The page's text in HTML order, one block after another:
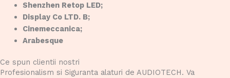
Shenzhen Retop LED;
Display Co LTD. B;
Cinemeccanica;
Arabesque
Ce spun clientii nostri
Profesionalism si Siguranta alaturi de AUDIOTECH. Va